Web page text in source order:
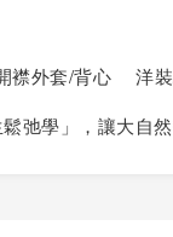
襟外套/背心 洋
弛學」，讓大自